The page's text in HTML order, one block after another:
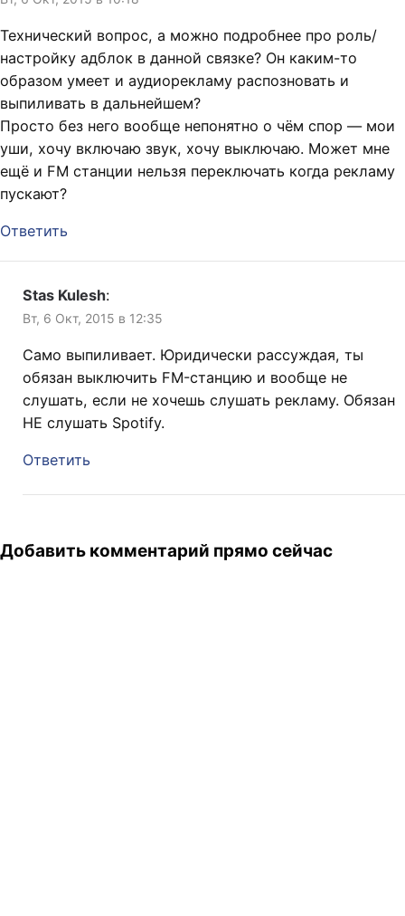
Технический вопрос, а можно подробнее про роль/
настройку адблок в данной связке? Он каким-то
образом умеет и аудиорекламу распозновать и
выпиливать в дальнейшем?
Просто без него вообще непонятно о чём спор — мои
уши, хочу включаю звук, хочу выключаю. Может мне
ещё и FM станции нельзя переключать когда рекламу
пускают?
Ответить
Stas Kulesh:
Вт, 6 Окт, 2015 в 12:35
Само выпиливает. Юридически рассуждая, ты
обязан выключить FM-станцию и вообще не
слушать, если не хочешь слушать рекламу. Обязан
НЕ слушать Spotify.
Ответить
Добавить комментарий прямо сейчас